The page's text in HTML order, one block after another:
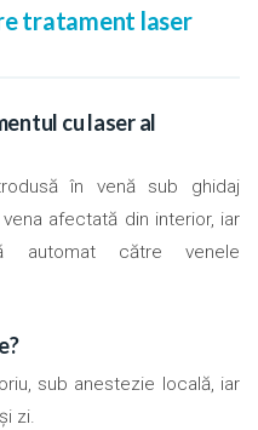
tratament laser
cu laser al
în venă sub ghidaj
afectată din interior, iar
automat către venele
sub anestezie locală, iar
zi.